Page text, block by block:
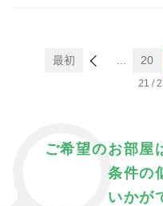
21 /
最初 20
ご希望のお部屋
条件の
いかが